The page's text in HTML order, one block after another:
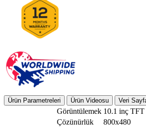
Ürün Parametreleri Ürün Videosu Veri
Görüntülemek 10.1 inç TFT
Çözünürlük
800x480